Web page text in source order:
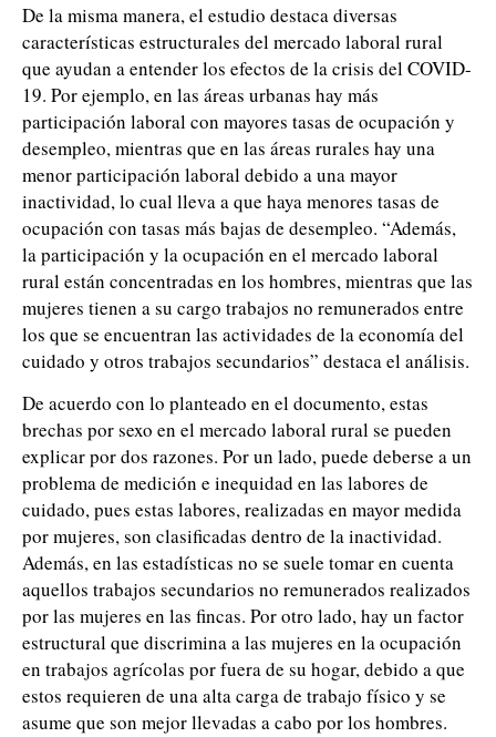
De la misma manera, el estudio destaca diversas
características estructurales del mercado laboral rural
que ayudan a entender los efectos de la crisis del COVID-
19. Por ejemplo, en las áreas urbanas hay más
participación laboral con mayores tasas de ocupación y
desempleo, mientras que en las áreas rurales hay una
menor participación laboral debido a una mayor
inactividad, lo cual lleva a que haya menores tasas de
ocupación con tasas más bajas de desempleo. “Además,
la participación y la ocupación en el mercado laboral
rural están concentradas en los hombres, mientras que las
mujeres tienen a su cargo trabajos no remunerados entre
los que se encuentran las actividades de la economía del
cuidado y otros trabajos secundarios” destaca el análisis.
De acuerdo con lo planteado en el documento, estas
brechas por sexo en el mercado laboral rural se pueden
explicar por dos razones. Por un lado, puede deberse a un
problema de medición e inequidad en las labores de
cuidado, pues estas labores, realizadas en mayor medida
por mujeres, son clasificadas dentro de la inactividad.
Además, en las estadísticas no se suele tomar en cuenta
aquellos trabajos secundarios no remunerados realizados
por las mujeres en las fincas. Por otro lado, hay un factor
estructural que discrimina a las mujeres en la ocupación
en trabajos agrícolas por fuera de su hogar, debido a que
estos requieren de una alta carga de trabajo físico y se
asume que son mejor llevadas a cabo por los hombres.